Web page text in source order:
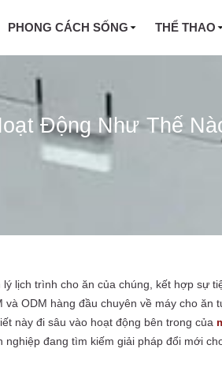
PHONG CÁCH SỐNG THỂ THAO
Động Như Thế
lịch trình cho ăn của chúng, kết hợp sự
ODM hàng đầu chuyên về máy cho ăn
này đi sâu vào hoạt động bên trong của
đang tìm kiếm giải pháp đổi mới